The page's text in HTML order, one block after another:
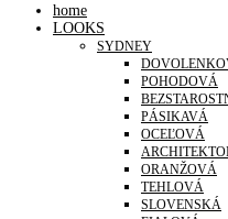
home
LOOKS
SYDNEY
POHODOVÁ
PÁSIKAVÁ
OCEĽOVÁ
ORANŽOVÁ
TEHLOVÁ
SLOVENSKÁ